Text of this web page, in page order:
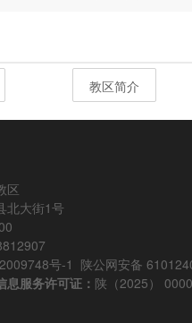
教区简介
区
北大街1号
号-1
陕公网安备
息服务许可证： 陕（2025）